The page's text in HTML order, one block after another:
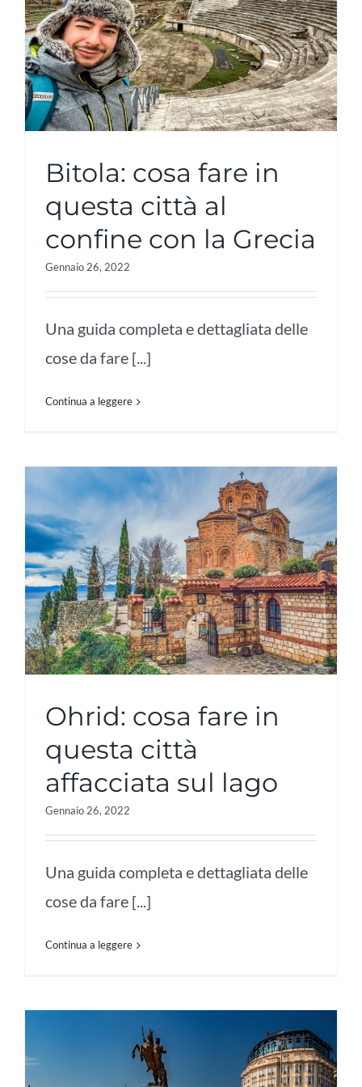
Bitola: cosa fare in
questa città al
confine con la Grecia
Gennaio 26, 2022
Una guida completa e dettagliata delle
cose da fare [...]
Continua a leggere
Ohrid: cosa fare in
questa città
affacciata sul lago
Gennaio 26, 2022
Una guida completa e dettagliata delle
cose da fare [...]
Continua a leggere